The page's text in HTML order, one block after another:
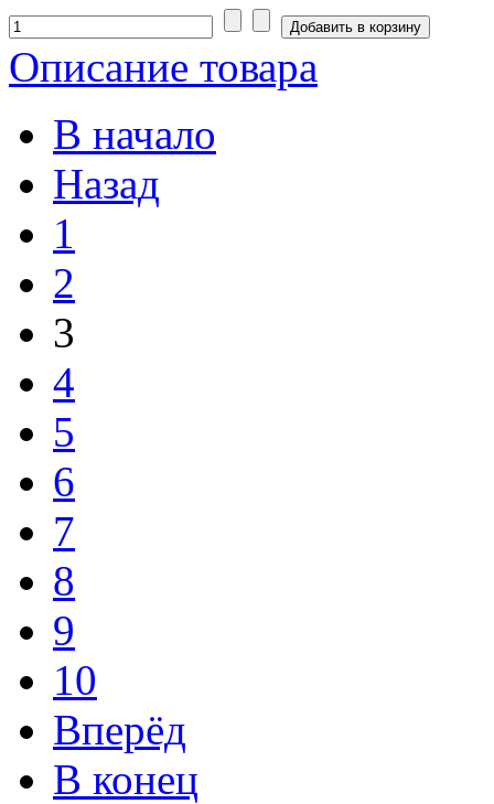
Описание товара
В начало
Назад
1
2
3
4
5
6
7
8
9
10
Вперёд
В конец